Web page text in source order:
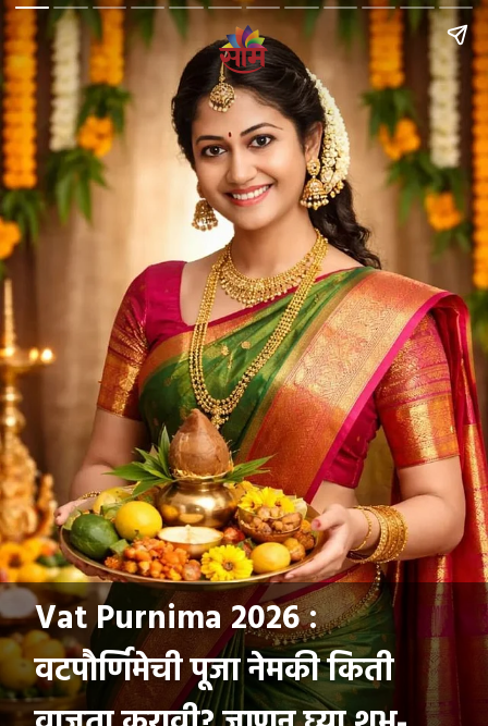
Vat Purnima 2026 :
वटपौर्णिमेची पूजा नेमकी किती